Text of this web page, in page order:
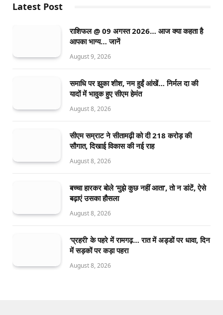
Latest Post
राशिफल @ 09 अगस्त 2026… आज क्या कहता है
आपका भाग्य… जानें
August 9, 2026
समाधि पर झुका शीश, नम हुईं आंखें… निर्मल दा की
यादों में भावुक हुए सीएम हेमंत
August 8, 2026
सीएम सम्राट ने सीतामढ़ी को दी 218 करोड़ की
सौगात, दिखाई विकास की नई राह
August 8, 2026
बच्चा हारकर बोले ‘मुझे कुछ नहीं आता’, तो न डांटें, ऐसे
बढ़ाएं उसका हौसला
August 8, 2026
‘प्रहरी’ के पहरे में रामगढ़… रात में अड्डों पर धावा, दिन
में सड़कों पर कड़ा पहरा
August 8, 2026